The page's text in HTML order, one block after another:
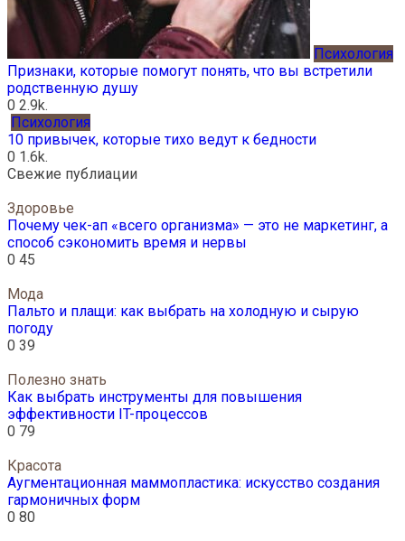
Психология
Признаки, которые помогут понять, что вы встретили
родственную душу
0 2.9k.
Психология
10 привычек, которые тихо ведут к бедности
0 1.6k.
Свежие публиации
Здоровье
Почему чек-ап «всего организма» — это не маркетинг, а
способ сэкономить время и нервы
0 45
Мода
Пальто и плащи: как выбрать на холодную и сырую
погоду
0 39
Полезно знать
Как выбрать инструменты для повышения
эффективности IT-процессов
0 79
Красота
Аугментационная маммопластика: искусство создания
гармоничных форм
0 80